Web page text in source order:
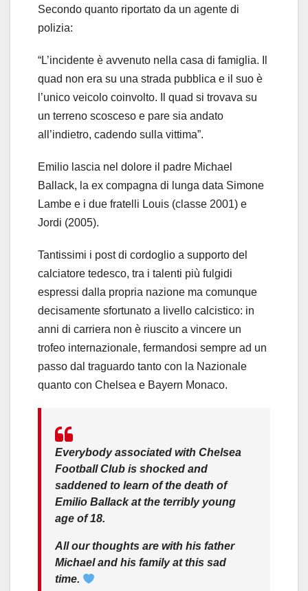
Secondo quanto riportato da un agente di
polizia:
“L’incidente è avvenuto nella casa di famiglia. Il
quad non era su una strada pubblica e il suo è
l’unico veicolo coinvolto. Il quad si trovava su
un terreno scosceso e pare sia andato
all’indietro, cadendo sulla vittima”.
Emilio lascia nel dolore il padre Michael
Ballack, la ex compagna di lunga data Simone
Lambe e i due fratelli Louis (classe 2001) e
Jordi (2005).
Tantissimi i post di cordoglio a supporto del
calciatore tedesco, tra i talenti più fulgidi
espressi dalla propria nazione ma comunque
decisamente sfortunato a livello calcistico: in
anni di carriera non è riuscito a vincere un
trofeo internazionale, fermandosi sempre ad un
passo dal traguardo tanto con la Nazionale
quanto con Chelsea e Bayern Monaco.
Everybody associated with Chelsea
Football Club is shocked and
saddened to learn of the death of
Emilio Ballack at the terribly young
age of 18.
All our thoughts are with his father
Michael and his family at this sad
time.